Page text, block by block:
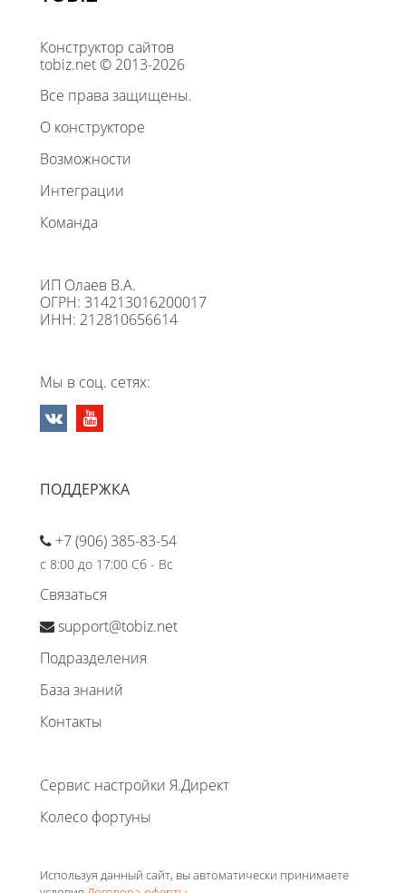
Конструктор сайтов
tobiz.net © 2013-2026
Все права защищены.
О конструкторе
Возможности
Интеграции
Команда
ИП Олаев В.А.
ОГРН: 314213016200017
ИНН: 212810656614
Мы в соц. сетях:
ПОДДЕРЖКА
+7 (906) 385-83-54
с 8:00 до 17:00 Сб - Вс
Связаться
support@tobiz.net
Подразделения
База знаний
Контакты
Сервис настройки Я.Директ
Колесо фортуны
Используя данный сайт, вы автоматически принимаете